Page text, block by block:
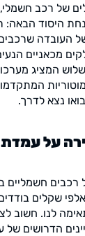
של רכב
היסוד הבאה:
שרכבים
מכאניים
המציג
נצא לדרך.
על
רכבים חשמליים
שקלים
לנו. חשוב
הדרושים של